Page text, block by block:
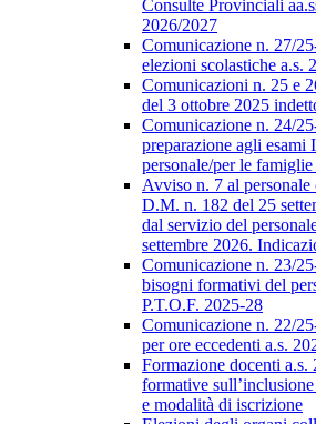
Consulte Provinciali
2026/2027
Comunicazione n. 27/
elezioni scolastiche a.s.
Comunicazioni n. 25 e
del 3 ottobre 2025
Comunicazione n. 24/
preparazione agli esami
personale/per le
Avviso n. 7 al
D.M. n. 182 del 25
dal servizio del
settembre 2026.
Comunicazione n. 23/
bisogni formativi del
P.T.O.F. 2025-28
Comunicazione n. 22/
per ore eccedenti a.s.
Formazione docenti
formative
e modalità di iscrizione